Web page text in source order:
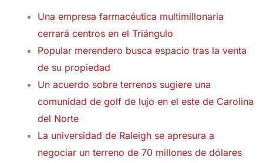
Una empresa farmacéutica multimillonaria
cerrará centros en el Triángulo
Popular merendero busca espacio tras la venta
de su propiedad
Un acuerdo sobre terrenos sugiere una
comunidad de golf de lujo en el este de Carolina
del Norte
La universidad de Raleigh se apresura a
negociar un terreno de 70 millones de dólares